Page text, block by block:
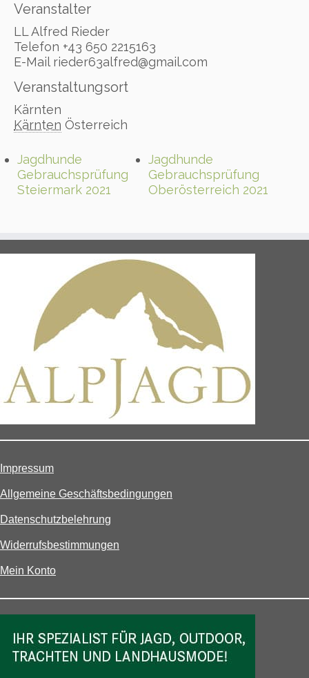
Veranstaltungsort
Kärnten
Kärnten Österreich
Veranstalter
LL Alfred Rieder
Telefon +43 650 2215163
E-Mailrieder63alfred@gmail.com
Jagdhunde
Gebrauchsprüfung
Steiermark 2021
Jagdhunde
Gebrauchsprüfung
Oberösterreich 2021
Impressum
Allgemeine Geschäftsbedingungen
Datenschutzbelehrung
Widerrufsbestimmungen
Mein Konto